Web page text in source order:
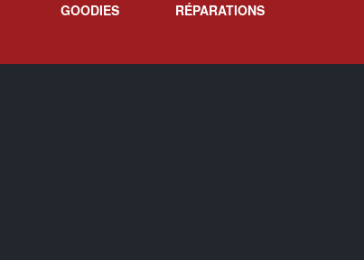
GOODIES RÉPARATIONS